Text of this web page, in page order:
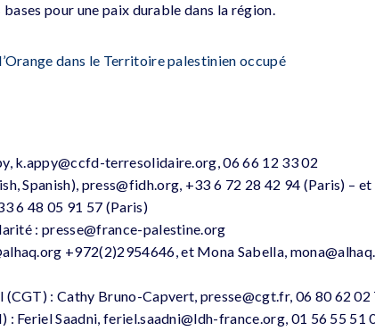
pour une paix durable dans la région.
dans le Territoire palestinien occupé
k.appy@ccfd-terresolidaire.org, 06 66 12 33 02
Spanish), press@fidh.org, +33 6 72 28 42 94 (Paris) –
6 48 05 91 57 (Paris)
: presse@france-palestine.org
+972(2)2954646, et Mona Sabella,
: Cathy Bruno-Capvert, presse@cgt.fr, 06 80 62 02
: Feriel Saadni, feriel.saadni@ldh-france.org, 01 56 55 51